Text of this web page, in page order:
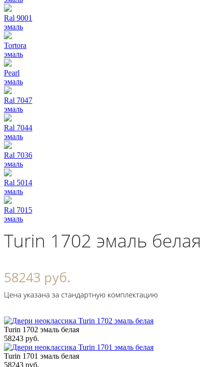
Ral 9001
эмаль
Tortora
эмаль
Pearl
эмаль
Ral 7047
эмаль
Ral 7044
эмаль
Ral 7036
эмаль
Ral 5014
эмаль
Ral 7015
эмаль
Turin 1702 эмаль белая
58243 руб.
Цена указана за стандартную комплектацию
Turin 1702 эмаль белая
58243 руб.
Turin 1701 эмаль белая
58243 руб.